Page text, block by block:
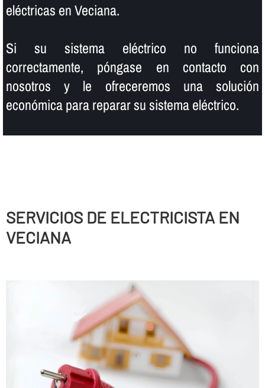
eléctricas en Veciana.
Si su sistema eléctrico no funciona
correctamente, póngase en contacto con
nosotros y le ofreceremos una solución
económica para reparar su sistema eléctrico.
SERVICIOS DE ELECTRICISTA EN
VECIANA